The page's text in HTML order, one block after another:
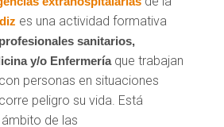
es una actividad formativa
sanitarios,
y/o Enfermeríaque trabajan
personas en situaciones
peligro su vida. Está
de las